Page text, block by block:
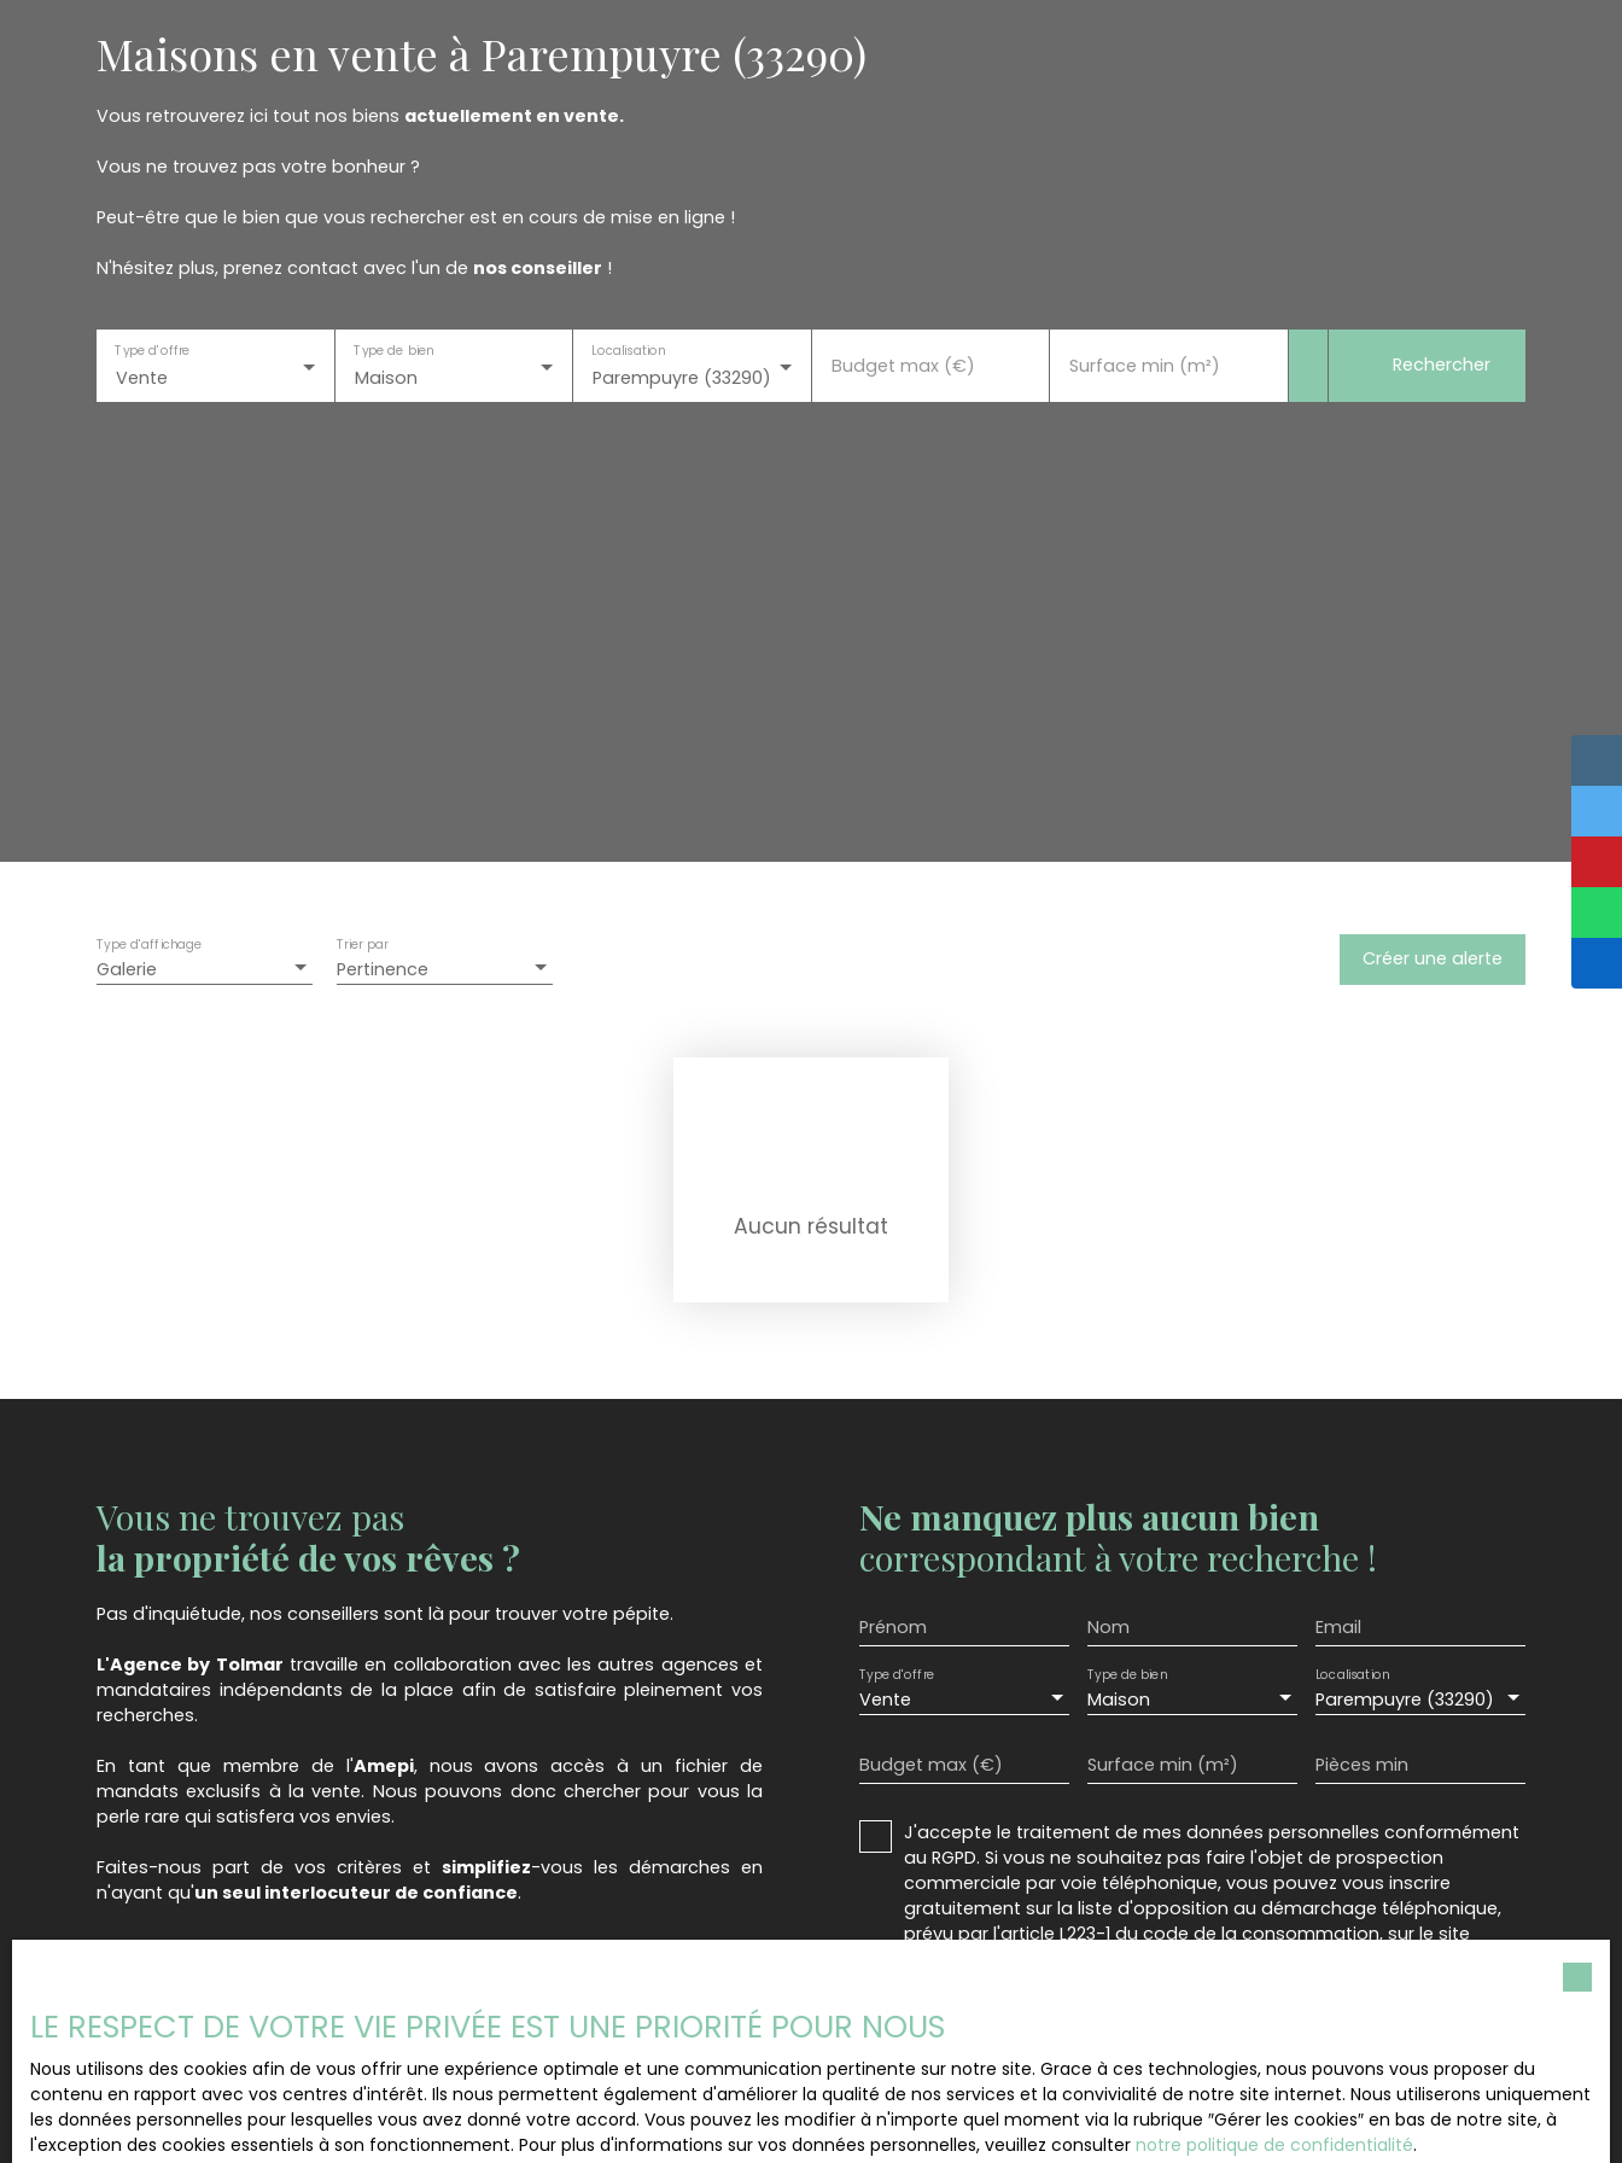
Maisons en vente à Parempuyre (33290)
Vous retrouverez ici tout nos biens actuellement en vente.
Vous ne trouvez pas votre bonheur ?
Peut-être que le bien que vous rechercher est en cours de mise en ligne !
N'hésitez plus, prenez contact avec l'un de nos conseiller !
Vente
Type d'offre
Maison
Type de bien
Parempuyre (33290)
Localisation
Budget max (€) Surface min (m²) Rechercher
Galerie
Type d'affichage
Pertinence
Trier par
Créer une alerte
Aucun résultat
Vous ne trouvez pas
la propriété de vos rêves ?
Pas d'inquiétude, nos conseillers sont là pour trouver votre pépite.
L'Agence by Tolmar travaille en collaboration avec les autres agences et
mandataires indépendants de la place afin de satisfaire pleinement vos
recherches.
En tant que membre de l'Amepi, nous avons accès à un fichier de
mandats exclusifs à la vente. Nous pouvons donc chercher pour vous la
perle rare qui satisfera vos envies.
Faites-nous part de vos critères et simplifiez-vous les démarches en
n'ayant qu'un seul interlocuteur de confiance.
Ne manquez plus aucun bien
correspondant à votre recherche !
Prénom Nom Email
Vente
Type d'offre
Maison
Type de bien
Parempuyre (33290)
Localisation
Budget max (€) Surface min (m²) Pièces min
J'accepte le traitement de mes données personnelles conformément
au RGPD. Si vous ne souhaitez pas faire l'objet de prospection
commerciale par voie téléphonique, vous pouvez vous inscrire
gratuitement sur la liste d'opposition au démarchage téléphonique,
prévu par l'article L223-1 du code de la consommation, sur le site
Pour en savoir plus sur le traitement de vos données personnelles,
veuillez consulter notrepolitique de confidentialité
LE RESPECT DE VOTRE VIE PRIVÉE EST UNE PRIORITÉ POUR NOUS
Nous utilisons des cookies afin de vous offrir une expérience optimale et une communication pertinente sur notre site. Grace à ces technologies, nous pouvons vous proposer du
contenu en rapport avec vos centres d'intérêt. Ils nous permettent également d'améliorer la qualité de nos services et la convivialité de notre site internet. Nous utiliserons uniquement
les données personnelles pour lesquelles vous avez donné votre accord. Vous pouvez les modifier à n'importe quel moment via la rubrique ″Gérer les cookies″ en bas de notre site, à
l'exception des cookies essentiels à son fonctionnement. Pour plus d'informations sur vos données personnelles, veuillez consulter notre politique de confidentialité.